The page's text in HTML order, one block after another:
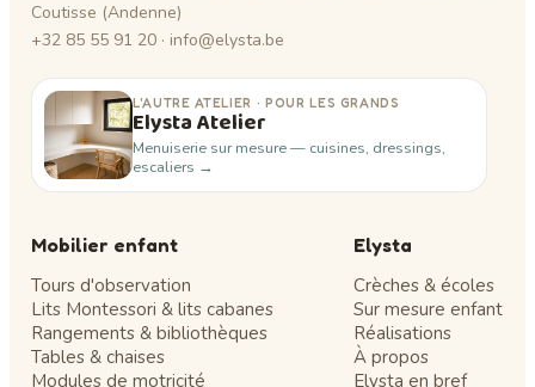
Coutisse (Andenne)
+32 85 55 91 20 · info@elysta.be
L'AUTRE ATELIER · POUR LES GRANDS
Elysta Atelier
Menuiserie sur mesure — cuisines, dressings,
escaliers →
Mobilier enfant
Tours d'observation
Lits Montessori & lits cabanes
Rangements & bibliothèques
Tables & chaises
Modules de motricité
Elysta
Crèches & écoles
Sur mesure enfant
Réalisations
À propos
Elysta en bref